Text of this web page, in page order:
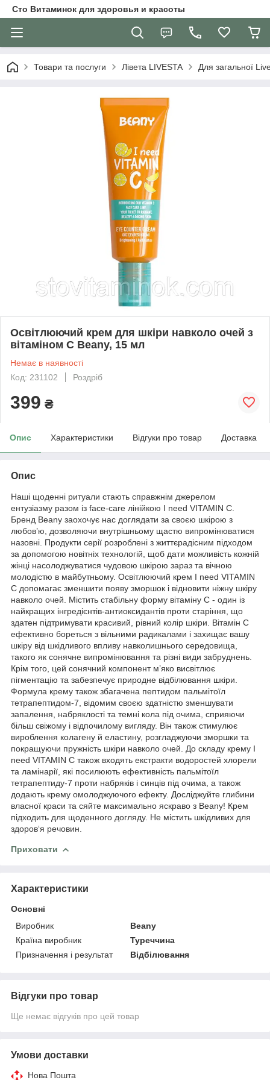
Сто Витаминок для здоровья и красоты
Товари та послуги Лівета LIVESTA Для загальної
Освітлюючий крем для шкіри навколо очей з
вітаміном С Beany, 15 мл
Немає в наявності
Код: 231102
Роздріб
399 ₴
Опис Характеристики Відгуки про товар Доставка
Опис
Наші щоденні ритуали стають справжнім джерелом
ентузіазму разом із face-care лінійкою I need VITAMIN C.
Бренд Beany заохочує нас доглядати за своєю шкірою з
любов’ю, дозволяючи внутрішньому щастю випромінюватися
назовні. Продукти серії розроблені з життєрадісним підходом
за допомогою новітніх технологій, щоб дати можливість кожній
жінці насолоджуватися чудовою шкірою зараз та вічною
молодістю в майбутньому. Освітлюючий крем I need VITAMIN
C допомагає зменшити появу зморшок і відновити ніжну шкіру
навколо очей. Містить стабільну форму вітаміну С - один із
найкращих інгредієнтів-антиоксидантів проти старіння, що
здатен підтримувати красивий, рівний колір шкіри. Вітамін С
ефективно бореться з вільними радикалами і захищає вашу
шкіру від шкідливого впливу навколишнього середовища,
такого як сонячне випромінювання та різні види забруднень.
Крім того, цей сонячний компонент м’яко висвітлює
пігментацію та забезпечує природне відбілювання шкіри.
Формула крему також збагачена пептидом пальмітоїл
тетрапептидом-7, відомим своєю здатністю зменшувати
запалення, набряклості та темні кола під очима, сприяючи
більш свіжому і відпочилому вигляду. Він також стимулює
вироблення колагену й еластину, розгладжуючи зморшки та
покращуючи пружність шкіри навколо очей. До складу крему I
need VITAMIN C також входять екстракти водоростей хлорели
та ламінарії, які посилюють ефективність пальмітоїл
тетрапептиду-7 проти набряків і синців під очима, а також
додають крему омолоджуючого ефекту. Досліджуйте глибини
власної краси та сяйте максимально яскраво з Beany! Крем
підходить для щоденного догляду. Не містить шкідливих для
здоров‘я речовин.
Приховати
Характеристики
Основні
Виробник
Beany
Країна виробник
Туреччина
Призначення і результат
Відбілювання
Відгуки про товар
Ще немає відгуків про цей товар
Умови доставки
Нова Пошта